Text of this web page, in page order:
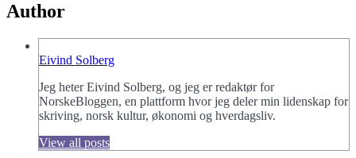
Author
Eivind Solberg
Jeg heter Eivind Solberg, og jeg er redaktør for
NorskeBloggen, en plattform hvor jeg deler min lidenskap for
skriving, norsk kultur, økonomi og hverdagsliv.
View all posts